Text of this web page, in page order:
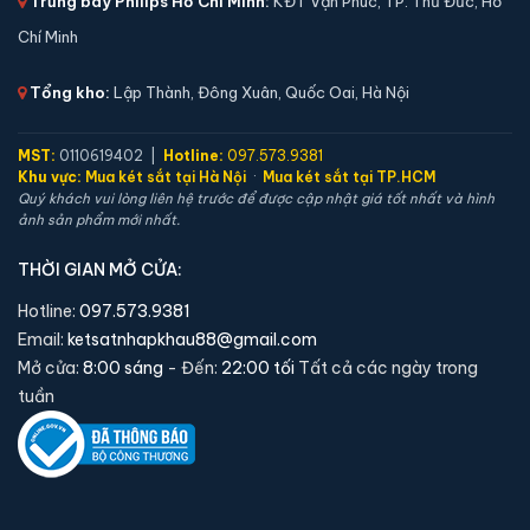
6,900,000 đ
Két sắt Liberty LB50S App Wifi chính hãng
Chí Minh
Tổng kho: Lập Thành, Đông Xuân, Quốc Oai, Hà Nội
MST: 0110619402 | Hotline: 097.573.9381
Khu vực: Mua két sắt tại Hà Nội · Mua két sắt tại TP.HCM
Quý khách vui lòng liên hệ trước để được cập nhật giá tốt nhất và hình
ảnh sản phẩm mới nhất.
THỜI GIAN MỞ CỬA:
Hotline: 097.573.9381
Email: ketsatnhapkhau88@gmail.com
Mở cửa: 8:00 sáng - Đến: 22:00 tối Tất cả các ngày trong
tuần